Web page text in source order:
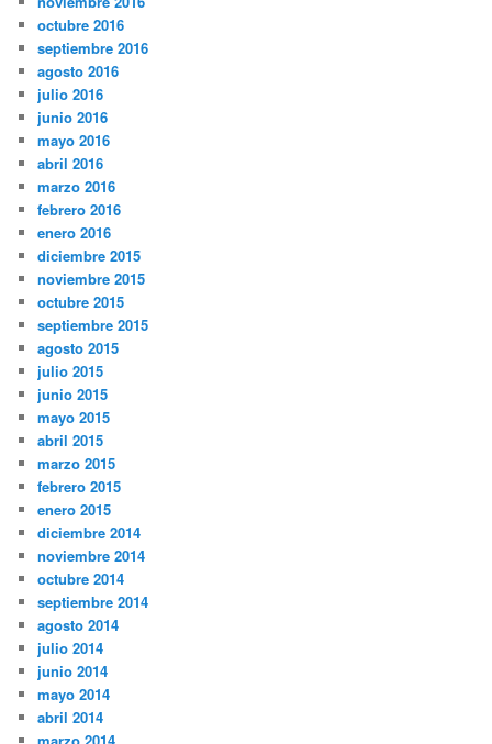
octubre 2016
septiembre 2016
agosto 2016
julio 2016
junio 2016
mayo 2016
abril 2016
marzo 2016
febrero 2016
enero 2016
diciembre 2015
noviembre 2015
octubre 2015
septiembre 2015
agosto 2015
julio 2015
junio 2015
mayo 2015
abril 2015
marzo 2015
febrero 2015
enero 2015
diciembre 2014
noviembre 2014
octubre 2014
septiembre 2014
agosto 2014
julio 2014
junio 2014
mayo 2014
abril 2014